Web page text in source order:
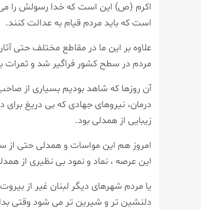
اکرم (ص) این است که خدا رسولش را
است که باید مردم قیام به عدالت کنند.
علاوه بر این ما در مقاطع مختلف حتی
مردم در سطح کشور فراگیر شد و ثمرات
آن روزها که شاهد بودیم بسیاری از صاحب
درمان، نیروهای جهادی که بی دریغ
زیبایی از همدلی بود.
امروز هم این مواسات و همدلی حتی از
این عرصه ، نماد و نمود بی نظیری از
یا مردم شهرهای دیگر لبنان غیر از
دلنشین تر و شیرین تر می شود وقتی